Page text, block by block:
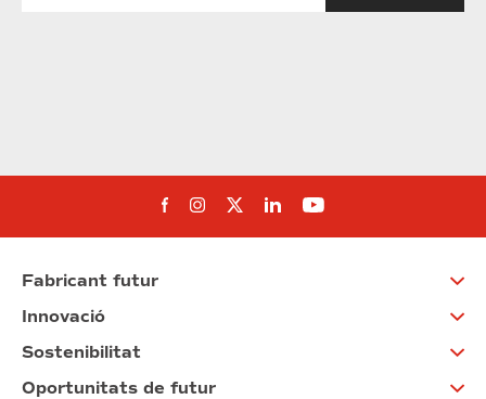
Segueix-nos al Facebook
Segueix-nos a Instagram
Segueix-nos a Twitter
Segueix-nos a
Segueix-nos a
Fabricant futur
Innovació
Sostenibilitat
Oportunitats de futur